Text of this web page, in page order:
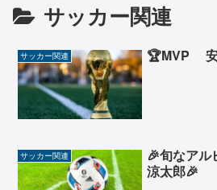
サッカー関連
サッカー関連 🏆MVP
サッカー関連
🎉旬なアル
涼太郎🎉